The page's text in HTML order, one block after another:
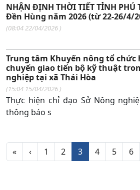
NHẬN ĐỊNH THỜI TIẾT TỈNH PHÚ
Đền Hùng năm 2026 (từ 22-26/4/
(08:04 22/04/2026 )
Trung tâm Khuyến nông tổ
chuyển giao tiến bộ kỹ thuật
nghiệp tại xã Thái Hòa
(15:04 15/04/2026 )
Thực hiện chỉ đạo Sở Nông
thông báo s
Phân trang
«Trang đầu
‹Trang trước
1 2 3 4 5 6